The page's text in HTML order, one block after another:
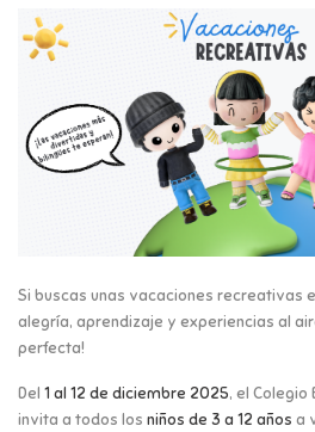
Si buscas unas vacaciones recreativas
alegría, aprendizaje y experiencias al
perfecta!
Del 1 al 12 de diciembre 2025, el Colegio
invita a todos los niños de 3 a 12 años a